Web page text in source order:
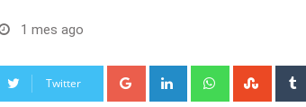
1 mes ago
Twitter Google+ LinkedIn Whatsapp